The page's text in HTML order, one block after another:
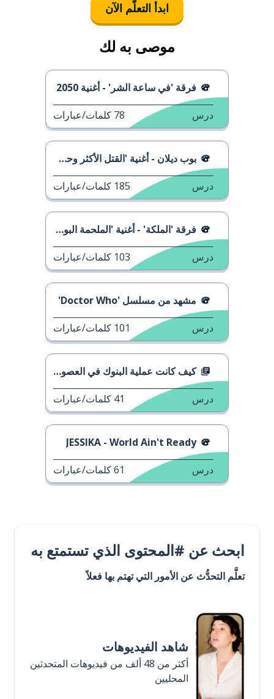
ابدأ التعلُّم الآن
موصى به لك
فرقة 'في ساعة الشر' - أغنية 2050
درس 78 كلمات/عبارات
بوب ديلان - أغنية 'القتل الأكثر وحشية'
درس 185 كلمات/عبارات
فرقة 'الملكة' - أغنية 'الملحمة البوهيمية' 2
درس 103 كلمات/عبارات
مشهد من مسلسل 'Doctor Who'
درس 101 كلمات/عبارات
كيف كانت عملية البنوك في العصور الوسطى؟
درس 41 كلمات/عبارات
JESSIKA - World Ain't Ready
درس 61كلمات/عبارات
ابحث عن #المحتوى الذي تستمتع به
تعلَّم التحدُّث عن الأمور التي تهتم بها فعلاً
شاهد الفيديوهات
أكثر من 48 ألف من فيديوهات المتحدثين
المحليين